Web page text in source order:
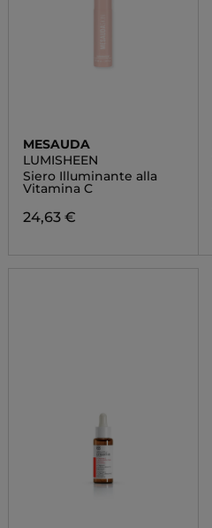
MESAUDA
LUMISHEEN
Siero Illuminante alla
Vitamina C
24,63 €